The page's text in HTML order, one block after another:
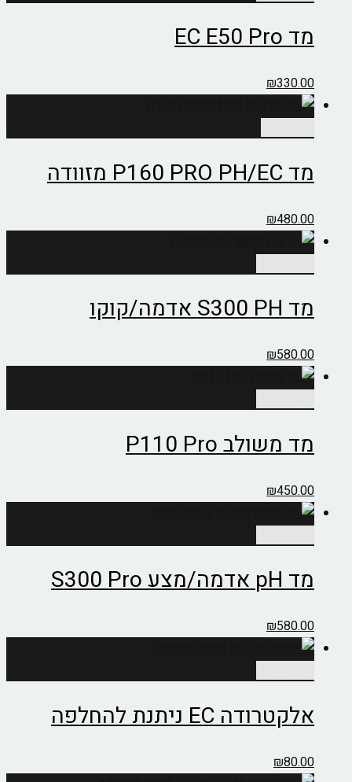
מד EC E50 Pro
₪330.00
מד P160 PRO PH/EC מזוודה
₪480.00
מד S300 PH אדמה/קוקו
₪580.00
מד משולב P110 Pro
₪450.00
מד pH אדמה/מצע S300 Pro
₪580.00
אלקטרודה EC ניתנת להחלפה
₪80.00